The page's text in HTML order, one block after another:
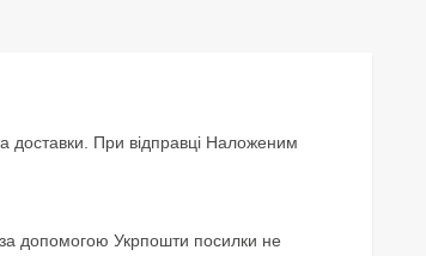
доставки. При відправці Наложеним
допомогою Укрпошти посилки не